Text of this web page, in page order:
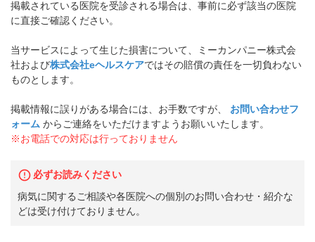
掲載されている医院を受診される場合は、事前に必ず該当の医院
に直接ご確認ください。
当サービスによって生じた損害について、ミーカンパニー株式会
社および株式会社eヘルスケアではその賠償の責任を一切負わない
ものとします。
掲載情報に誤りがある場合には、お手数ですが、
お問い合わせフ
ォーム からご連絡をいただけますようお願いいたします。
※お電話での対応は行っておりません
必ずお読みください
病気に関するご相談や各医院への個別のお問い合わせ・紹介な
どは受け付けておりません。